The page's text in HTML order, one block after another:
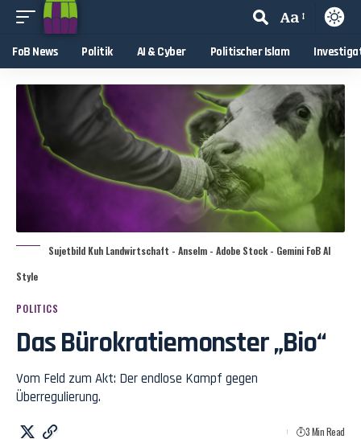
Aa
FoB News Politik AI & Cyber Politischer Islam
Sujetbild Kuh Landwirtschaft - Anselm - Adobe Stock - Gemini FoB AI
Style
POLITICS
Das Bürokratiemonster „Bio“
Vom Feld zum Akt: Der endlose Kampf gegen
Überregulierung.
3 Min Read